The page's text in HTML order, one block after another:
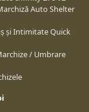
Auto Shelter
și Intimitate Quick
/ Umbrare